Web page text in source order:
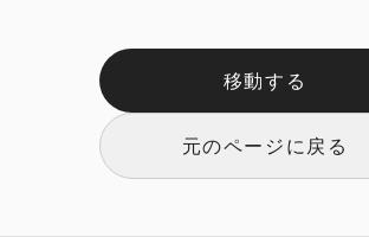
移動する
元のページに戻る